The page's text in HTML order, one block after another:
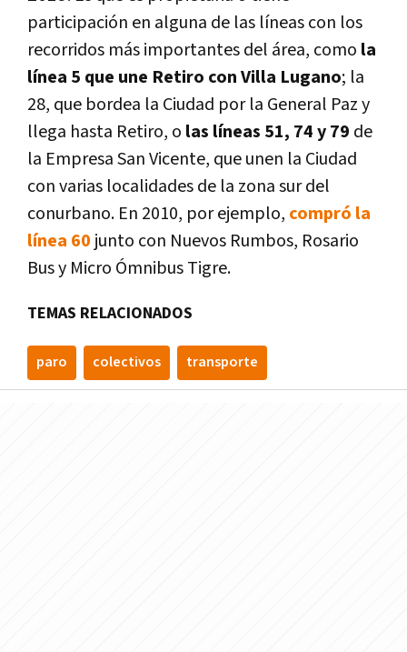
participación en alguna de las líneas con los
recorridos más importantes del área, como la
línea 5 que une Retiro con Villa Lugano; la
28, que bordea la Ciudad por la General Paz y
llega hasta Retiro, o las líneas 51, 74 y 79 de
la Empresa San Vicente, que unen la Ciudad
con varias localidades de la zona sur del
conurbano. En 2010, por ejemplo, compró la
línea 60 junto con Nuevos Rumbos, Rosario
Bus y Micro Ómnibus Tigre.
TEMAS RELACIONADOS
paro colectivos transporte